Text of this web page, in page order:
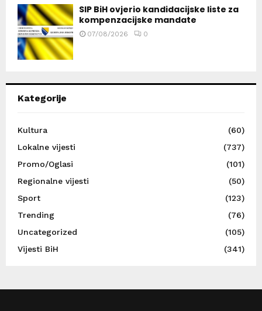
SIP BiH ovjerio kandidacijske liste za
kompenzacijske mandate
07/08/2026 0
Kategorije
Kultura
(60)
Lokalne vijesti
(737)
Promo/Oglasi
(101)
Regionalne vijesti
(50)
Sport
(123)
Trending
(76)
Uncategorized
(105)
Vijesti BiH
(341)